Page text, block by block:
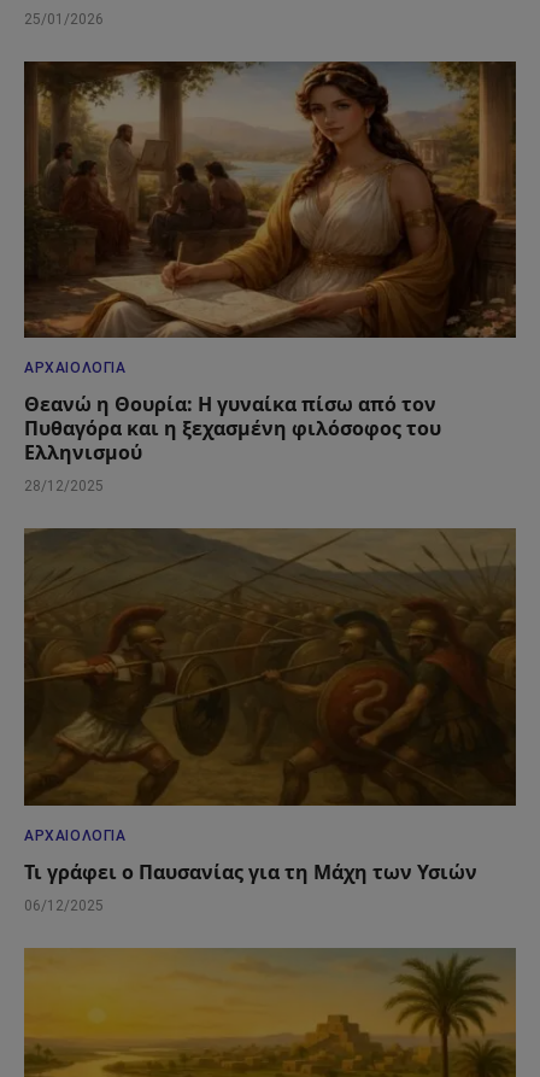
25/01/2026
ΑΡΧΑΙΟΛΟΓΊΑ
Θεανώ η Θουρία: Η γυναίκα πίσω από τον
Πυθαγόρα και η ξεχασμένη φιλόσοφος του
Ελληνισμού
28/12/2025
ΑΡΧΑΙΟΛΟΓΊΑ
Τι γράφει ο Παυσανίας για τη Μάχη των Υσιών
06/12/2025